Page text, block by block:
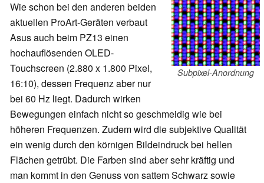
Subpixel-Anordnung
Wie schon bei den anderen beiden
aktuellen ProArt-Geräten verbaut
Asus auch beim PZ13 einen
hochauflösenden OLED-
Touchscreen (2.880 x 1.800 Pixel,
16:10), dessen Frequenz aber nur
bei 60 Hz liegt. Dadurch wirken
Bewegungen einfach nicht so geschmeidig wie bei
höheren Frequenzen. Zudem wird die subjektive Qualität
ein wenig durch den körnigen Bildeindruck bei hellen
Flächen getrübt. Die Farben sind aber sehr kräftig und
man kommt in den Genuss von sattem Schwarz sowie